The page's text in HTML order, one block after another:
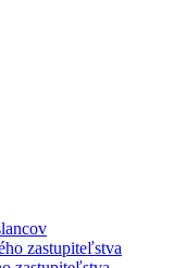
zastupiteľstva